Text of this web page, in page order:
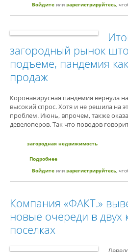
Войдите или зарегистрируйтесь,
загородный рынок
подъеме, пандемия
продаж
Коронавирусная пандемия вернула
высокий спрос. Хотя и не решила на
проблем. Июнь, впрочем, также
девелоперов. Так что поводов
загородная недвижимость
Подробнее
пандемия как драйвер
Войдите или зарегистрируйтесь,
Компания «ФАКТ.»
новые очереди в двух
поселках